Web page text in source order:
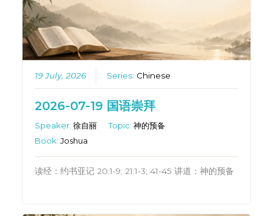
19 July, 2026 Series: Chinese
2026-07-19 国语崇拜
Speaker:徐自丽 Topic:神的预备
Book:Joshua
读经：约书亚记 20:1-9; 21:1-3; 41-45 讲道：神的预备